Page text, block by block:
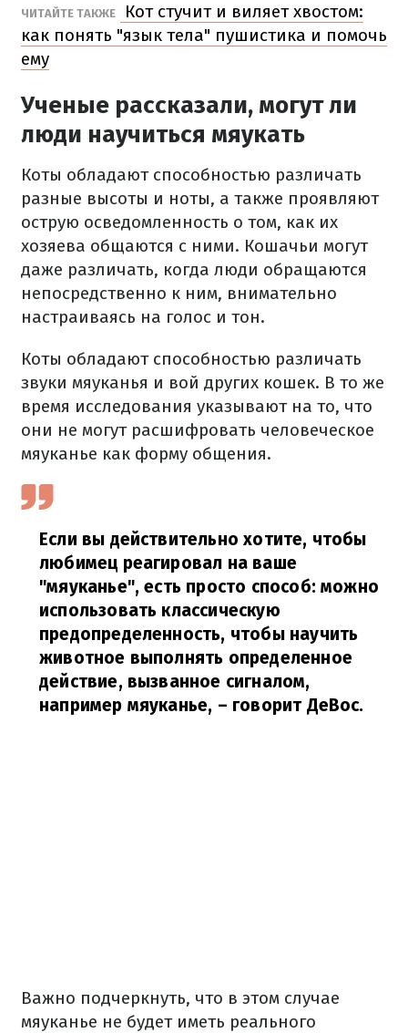
ЧИТАЙТЕ ТАКЖЕ
Кот стучит и виляет хвостом:
как понять "язык тела" пушистика и помочь
ему
Ученые рассказали, могут ли
люди научиться мяукать
Коты обладают способностью различать
разные высоты и ноты, а также проявляют
острую осведомленность о том, как их
хозяева общаются с ними. Кошачьи могут
даже различать, когда люди обращаются
непосредственно к ним, внимательно
настраиваясь на голос и тон.
Коты обладают способностью различать
звуки мяуканья и вой других кошек. В то же
время исследования указывают на то, что
они не могут расшифровать человеческое
мяуканье как форму общения.
Если вы действительно хотите, чтобы
любимец реагировал на ваше
"мяуканье", есть просто способ: можно
использовать классическую
предопределенность, чтобы научить
животное выполнять определенное
действие, вызванное сигналом,
например мяуканье, – говорит ДеВос.
Важно подчеркнуть, что в этом случае
мяуканье не будет иметь реального